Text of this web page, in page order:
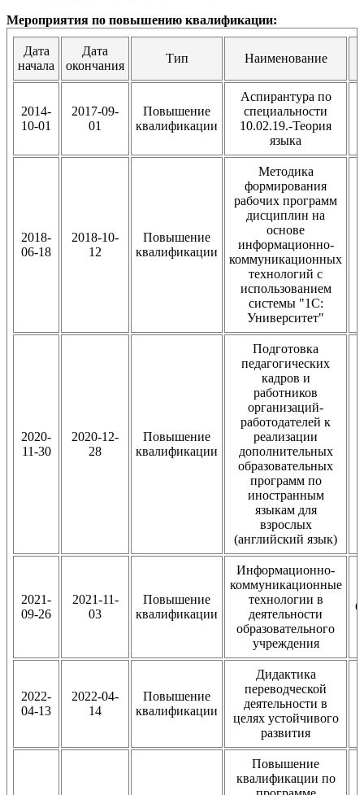
Мероприятия по повышению квалификации:
Дата
начала
Дата
окончания
Тип Наименование
2014-
10-01
2017-09-
01
Повышение
квалификации
Аспирантура по
специальности
10.02.19.-Теория
языка
2018-
06-18
2018-10-
12
Повышение
квалификации
Методика
формирования
рабочих программ
дисциплин на
основе
информационно-
коммуникационных
технологий с
использованием
системы "1С:
Университет"
2020-
11-30
2020-12-
28
Повышение
квалификации
Подготовка
педагогических
кадров и
работников
организаций-
работодателей к
реализации
дополнительных
образовательных
программ по
иностранным
языкам для
взрослых
(английский язык)
2021-
09-26
2021-11-
03
Повышение
квалификации
Информационно-
коммуникационные
технологии в
деятельности
образовательного
учреждения
2022-
04-13
2022-04-
14
Повышение
квалификации
Дидактика
переводческой
деятельности в
целях устойчивого
развития
Повышение
квалификации по